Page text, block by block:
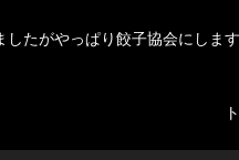
たがやっぱり餃子協会にしま